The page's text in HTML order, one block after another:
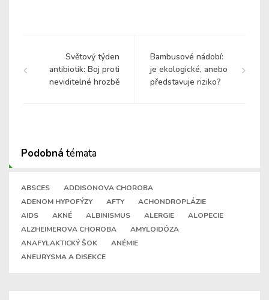
Světový týden
antibiotik: Boj proti
neviditelné hrozbě
Bambusové nádobí:
je ekologické, anebo
představuje riziko?
Podobná témata
ABSCES
ADDISONOVA CHOROBA
ADENOM HYPOFÝZY
AFTY
ACHONDROPLÁZIE
AIDS
AKNÉ ALBINISMUS ALERGIE
ALOPECIE
ALZHEIMEROVA CHOROBA
AMYLOIDÓZA
ANAFYLAKTICKÝ ŠOK
ANÉMIE
ANEURYSMA A DISEKCE